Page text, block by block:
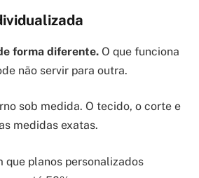
forma diferente. O que funciona
não servir para outra.
sob medida. O tecido, o corte e
medidas exatas.
que planos personalizados